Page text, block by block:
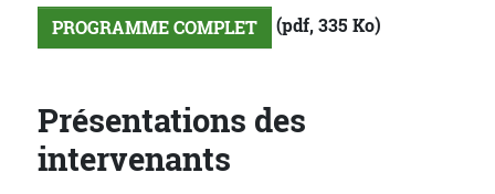
PROGRAMME COMPLET (pdf, 335 Ko)
Présentations des
intervenants